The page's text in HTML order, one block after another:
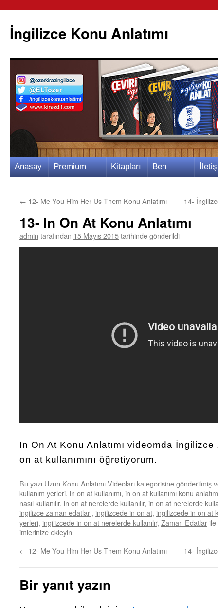
İngilizce Konu Anlatımı
İçeriğe
Anasay Premium Kitapları Ben
← 12- Me You Him Her Us Them Konu Anlatımı 14-
13- In On At Konu Anlatımı
admin tarafından 15 Mayıs 2015tarihinde gönderildi
In On At Konu Anlatımı videomda İngilizce
on at kullanımını öğretiyorum.
Bu yazı Uzun Konu Anlatımı Videoları kategorisine gönderilmiş
kullanım yerleri, in on at kullanımı, in on at kullanımı konu
nasıl kullanılır, in on at nerelerde kullanılır, in on at nerelerde
ingilizce zaman edatları, ingilizcede in on at, ingilizcede in on at
yerleri, ingilizcede in on at nerelerde kullanılır, Zaman Edatlar
imlerinize ekleyin.
← 12- Me You Him Her Us Them Konu Anlatımı 14-
Bir yanıt yazın